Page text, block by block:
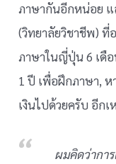
ภาษากันอีกหน่อย แ
(วิทยาลัยวิชาชีพ) ที่
ภาษาในญี่ปุ่น 6 เดื
1 ปี เพื่อฝึกภาษา,
เงินไปด้วยครับ อีก
ผมคิดว่ากา